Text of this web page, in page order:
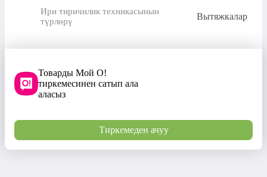
Ири тиричилик техникасынын
түрлөрү
Вытяжкалар
Товарды Мой О!
тиркемесинен сатып ала
аласыз
Тиркемеден ачуу